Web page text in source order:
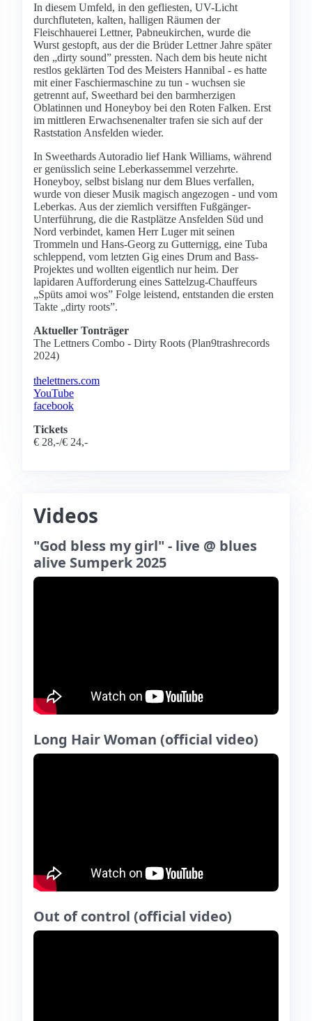
In diesem Umfeld, in den gefliesten, UV-Licht
durchfluteten, kalten, halligen Räumen der
Fleischhauerei Lettner, Pabneukirchen, wurde die
Wurst gestopft, aus der die Brüder Lettner Jahre später
den „dirty sound” pressten. Nach dem bis heute nicht
restlos geklärten Tod des Meisters Hannibal - es hatte
mit einer Faschiermaschine zu tun - wuchsen sie
getrennt auf, Sweethard bei den barmherzigen
Oblatinnen und Honeyboy bei den Roten Falken. Erst
im mittleren Erwachsenenalter trafen sie sich auf der
Raststation Ansfelden wieder.
In Sweethards Autoradio lief Hank Williams, während
er genüsslich seine Leberkassemmel verzehrte.
Honeyboy, selbst bislang nur dem Blues verfallen,
wurde von dieser Musik magisch angezogen - und vom
Leberkas. Aus der ziemlich versifften Fußgänger-
Unterführung, die die Rastplätze Ansfelden Süd und
Nord verbindet, kamen Herr Luger mit seinen
Trommeln und Hans-Georg zu Gutternigg, eine Tuba
schleppend, vom letzten Gig eines Drum and Bass-
Projektes und wollten eigentlich nur heim. Der
lapidaren Aufforderung eines Sattelzug-Chauffeurs
„Spüts amoi wos” Folge leistend, entstanden die ersten
Takte „dirty roots”.
Aktueller Tonträger
The Lettners Combo - Dirty Roots (Plan9trashrecords
2024)
thelettners.com
YouTube
facebook
Tickets
€ 28,-/€ 24,-
Videos
"God bless my girl" - live @ blues
alive Sumperk 2025
Long Hair Woman (official video)
Out of control (official video)